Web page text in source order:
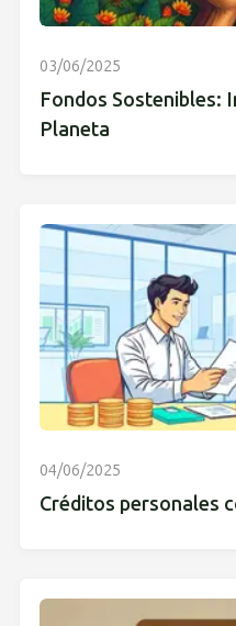
03/06/2025
Fondos Sostenibles:
Planeta
04/06/2025
Créditos personales